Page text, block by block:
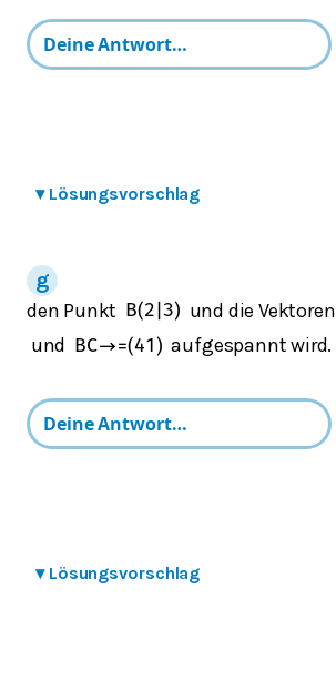
▾ Lösungsvorschlag
den Punkt B(2 3) und die Vektoren
und BC→=(41 ) aufgespannt wird.
▾ Lösungsvorschlag